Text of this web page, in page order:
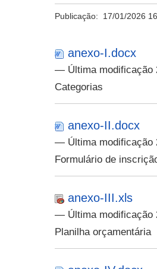
Publicação: 17/01/2026
anexo-I.docx
— Última modificação
Categorias
anexo-II.docx
— Última modificação
Formulário de
anexo-III.xls
— Última modificação
Planilha orçamentária